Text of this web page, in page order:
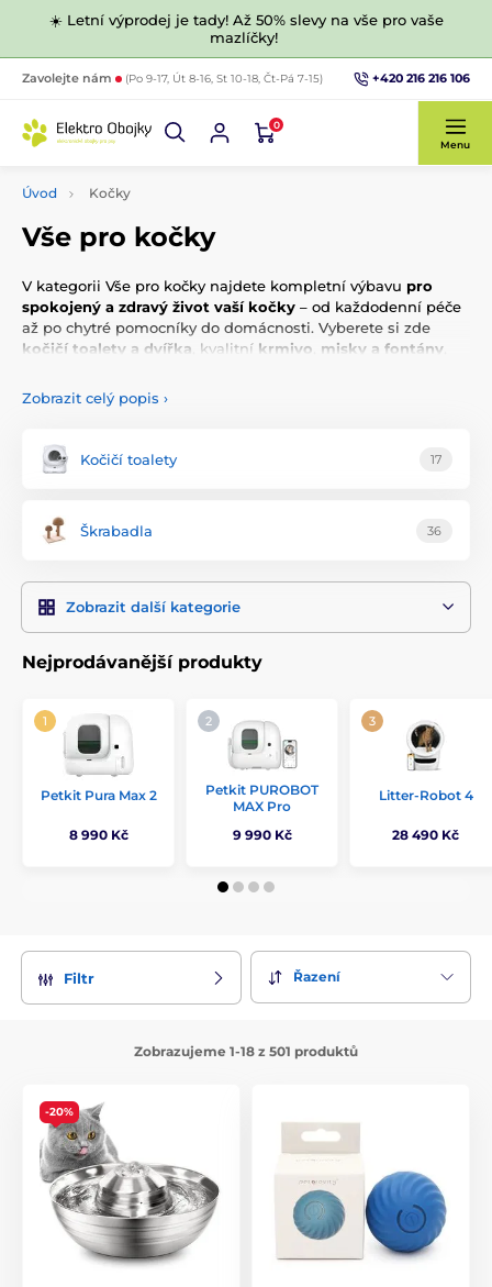
☀️ Letní výprodej je tady! Až 50% slevy na vše pro vaše
mazlíčky!
Zavolejte nám (Po 9-17, Út 8-16, St 10-18, Čt-Pá 7-15) +420 216 216 106
0
Menu
Úvod Kočky
Vše pro kočky
V kategorii Vše pro kočky najdete kompletní výbavu pro
spokojený a zdravý život vaší kočky – od každodenní péče
až po chytré pomocníky do domácnosti. Vyberete si zde
kočičí toalety a dvířka , kvalitní krmivo misky a fontány
kočičí stromy
. Nechybí ani
výcvikové obojky
Samozřejmostí je také
, která pomůže
udržet srst i pokožku v perfektní kondici. Vše vybíráme s
měla vše, co potřebuje, a vy jistotu, že vybíráte správně.
Zobrazit celý popis ›
Kočičí toalety 17
Škrabadla 36
Zobrazit další kategorie
Nejprodávanější produkty
Petkit Pura Max 2
8 990 Kč
Petkit PUROBOT
MAX Pro
9 990 Kč
Litter-Robot 4
28 490 Kč
Filtr Řazení
Zobrazujeme 1-18 z 501 produktů
-20%